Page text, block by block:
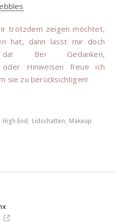
trotzdem zeigen möchtet,
hat, dann lasst mir doch
Bei Gedanken,
oder Hinweisen freue ich
sie zu berücksichtigen!
High End, Lidschatten, Makeup